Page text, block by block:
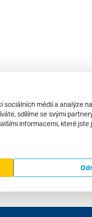
médií a analýze
sdílíme se svými
informacemi, které jste